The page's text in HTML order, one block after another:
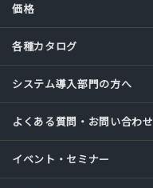
価格
各種カタログ
システム導入部門の方へ
よくある質問・お問い合わせ
イベント・セミナー